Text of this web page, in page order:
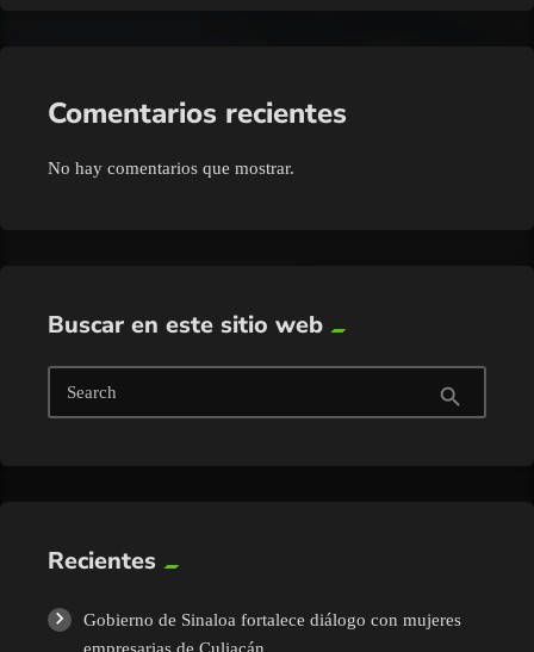
Comentarios recientes
No hay comentarios que mostrar.
Buscar en este sitio web
Search search
Recientes
Gobierno de Sinaloa fortalece diálogo con mujeres